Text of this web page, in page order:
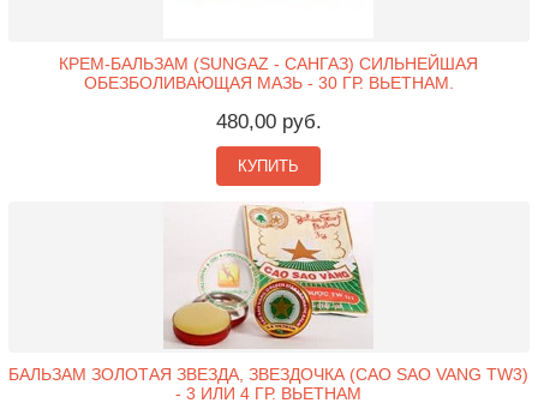
КРЕМ-БАЛЬЗАМ (SUNGAZ - САНГАЗ) СИЛЬНЕЙШАЯ
ОБЕЗБОЛИВАЮЩАЯ МАЗЬ - 30 ГР. ВЬЕТНАМ.
480,00 руб.
КУПИТЬ
БАЛЬЗАМ ЗОЛОТАЯ ЗВЕЗДА, ЗВЕЗДОЧКА (CAO SAO VANG TW3)
- 3 ИЛИ 4 ГР. ВЬЕТНАМ